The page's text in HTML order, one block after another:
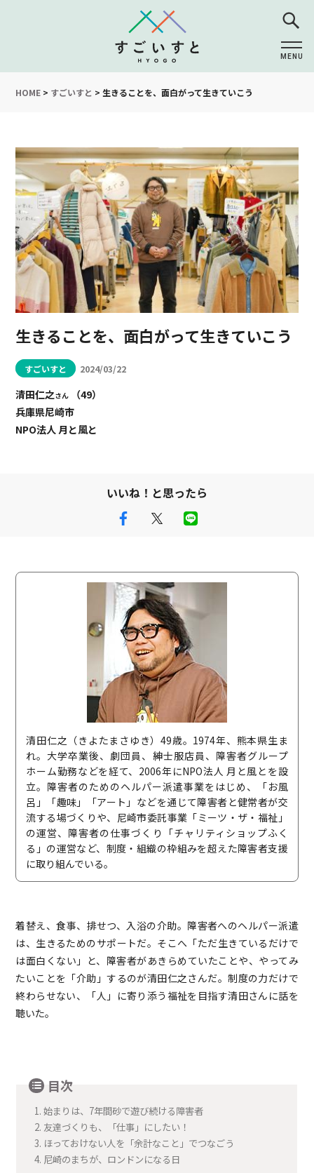
HOME > すごいすと >生きることを、面白がって生きていこう
生きることを、面白がって生きていこう
すごいすと 2024/03/22
清田仁之さん
（49）
兵庫県尼崎市
NPO法人 月と風と
いいね！と思ったら
清田仁之（きよたまさゆき）49歳。1974年、熊本県生ま
れ。大学卒業後、劇団員、紳士服店員、障害者グループ
ホーム勤務などを経て、2006年にNPO法人 月と風とを設
立。障害者のためのヘルパー派遣事業をはじめ、「お風
呂」「趣味」「アート」などを通じて障害者と健常者が交
流する場づくりや、尼崎市委託事業「ミーツ・ザ・福祉」
の運営、障害者の仕事づくり「チャリティショップふく
る」の運営など、制度・組織の枠組みを超えた障害者支援
に取り組んでいる。
着替え、食事、排せつ、入浴の介助。障害者へのヘルパー派遣
は、生きるためのサポートだ。そこへ「ただ生きているだけで
は面白くない」と、障害者があきらめていたことや、やってみ
たいことを「介助」するのが清田仁之さんだ。制度の力だけで
終わらせない、「人」に寄り添う福祉を目指す清田さんに話を
聴いた。
目次
1. 始まりは、7年間砂で遊び続ける障害者
2. 友達づくりも、「仕事」にしたい！
3. ほっておけない人を「余計なこと」でつなごう
4. 尼崎のまちが、ロンドンになる日
MENU